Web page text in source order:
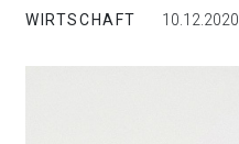
WIRTSCHAFT 10.12.2020